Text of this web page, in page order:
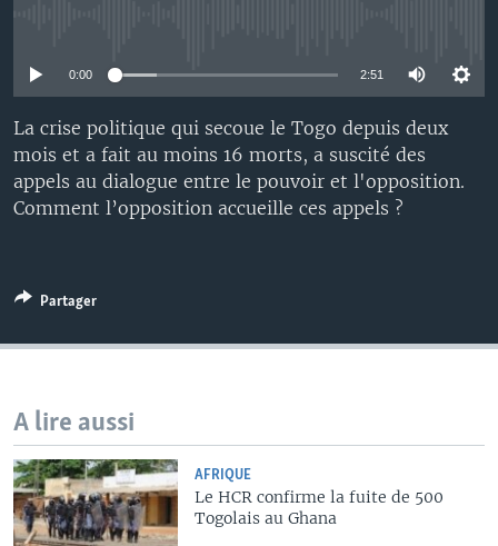
0:00 2:51
La crise politique qui secoue le Togo depuis deux
mois et a fait au moins 16 morts, a suscité des
appels au dialogue entre le pouvoir et l'opposition.
Comment l’opposition accueille ces appels ?
Partager
A lire aussi
AFRIQUE
Le HCR confirme la fuite de 500
Togolais au Ghana